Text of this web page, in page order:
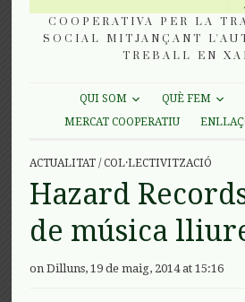
COOPERATIVA PER LA
SOCIAL MITJANÇANT
TREBALL EN
QUI SOM QUÈ FEM
MERCAT COOPERATIU
ACTUALITAT /COL·LECTIVITZACIÓ
Hazard
de música
on Dilluns, 19 de maig, 2014 at 15:16